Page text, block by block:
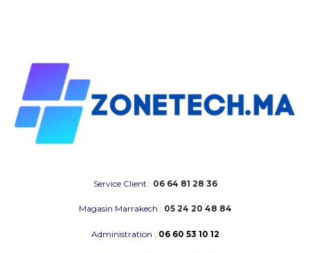
Service Client : 06 64 81 28 36
Magasin Marrakech : 05 24 20 48 84
Administration : 06 60 53 10 12